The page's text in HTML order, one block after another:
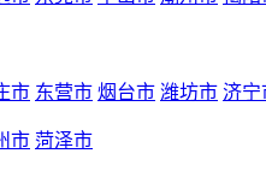
市 东营市 烟台市 潍坊市 济宁
市 菏泽市